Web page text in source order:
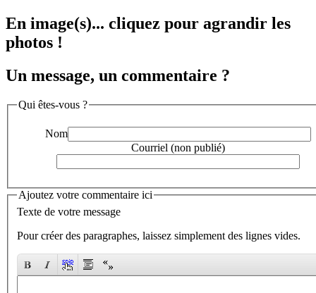
En image(s)... cliquez pour agrandir les
photos !
Un message, un commentaire ?
Qui êtes-vous ?
Nom
Courriel (non publié)
Ajoutez votre commentaire ici
Texte de votre message
Pour créer des paragraphes, laissez simplement des lignes vides.